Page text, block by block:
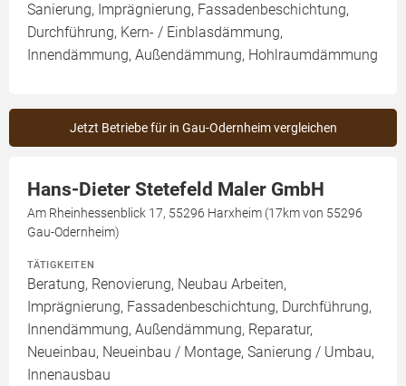
Sanierung, Imprägnierung, Fassadenbeschichtung,
Durchführung, Kern- / Einblasdämmung,
Innendämmung, Außendämmung, Hohlraumdämmung
Jetzt Betriebe für in Gau-Odernheim vergleichen
Hans-Dieter Stetefeld Maler GmbH
Am Rheinhessenblick 17, 55296 Harxheim (17km von 55296
Gau-Odernheim)
TÄTIGKEITEN
Beratung, Renovierung, Neubau Arbeiten,
Imprägnierung, Fassadenbeschichtung, Durchführung,
Innendämmung, Außendämmung, Reparatur,
Neueinbau, Neueinbau / Montage, Sanierung / Umbau,
Innenausbau